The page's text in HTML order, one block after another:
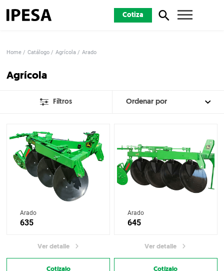
Cotiza
Home Catálogo Agrícola Arado
Agrícola
Filtros
Arado
635
Ver detalle
Cotízalo
Arado
645
Ver detalle
Cotízalo